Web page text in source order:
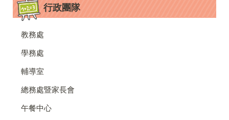
行政團隊
教務處
學務處
輔導室
總務處暨家長會
午餐中心